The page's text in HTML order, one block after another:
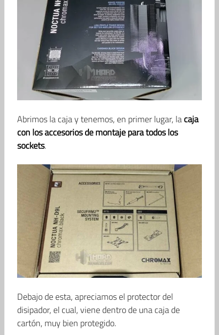
Abrimos la caja y tenemos, en primer lugar, lacaja
con los accesorios de montaje para todos los
sockets.
Debajo de esta, apreciamos el protector del
disipador, el cual, viene dentro de una caja de
cartón, muy bien protegido.